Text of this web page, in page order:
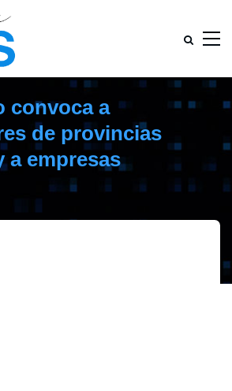
convoca a
de provincias
a empresas